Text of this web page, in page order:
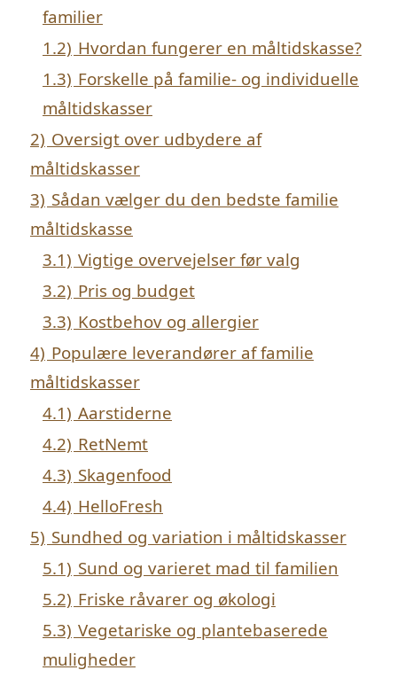
familier
1.2) Hvordan fungerer en måltidskasse?
1.3) Forskelle på familie- og individuelle
måltidskasser
2) Oversigt over udbydere af
måltidskasser
3) Sådan vælger du den bedste familie
måltidskasse
3.1) Vigtige overvejelser før valg
3.2) Pris og budget
3.3) Kostbehov og allergier
4) Populære leverandører af familie
måltidskasser
4.1) Aarstiderne
4.2) RetNemt
4.3) Skagenfood
4.4) HelloFresh
5) Sundhed og variation i måltidskasser
5.1) Sund og varieret mad til familien
5.2) Friske råvarer og økologi
5.3) Vegetariske og plantebaserede
muligheder